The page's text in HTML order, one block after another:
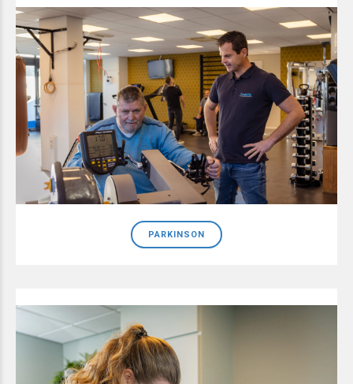
PARKINSON